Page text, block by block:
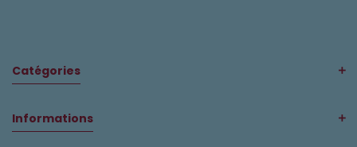
Catégories
Informations